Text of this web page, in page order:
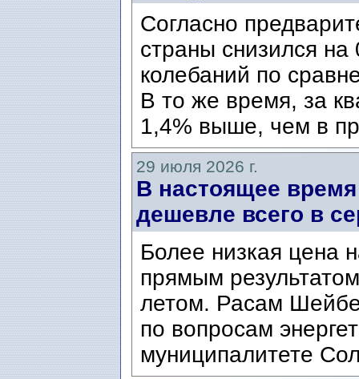
Согласно
страны снизился
колебаний по
В то же время, за
1,4% выше, чем в
29 июля 2026 г.
В настоящее
дешевле всего в
Более низкая цена
прямым
летом. Расам
по вопросам
муниципалитете